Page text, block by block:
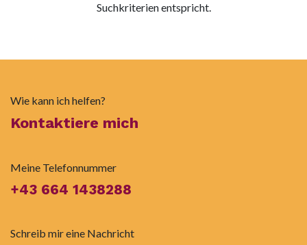
Suchkriterien entspricht.
Wie kann ich helfen?
Kontaktiere mich
Meine Telefonnummer
+43 664 1438288
Schreib mir eine Nachricht